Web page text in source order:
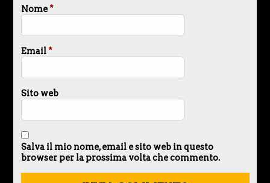
Nome*
Email*
Sito web
Salva il mio nome, email e sito web in questo
browser per la prossima volta che commento.